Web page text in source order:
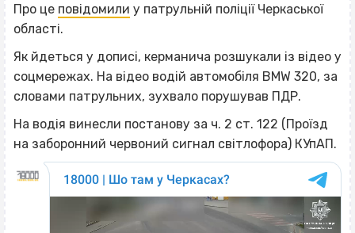
Про це повідомили у патрульній поліції Черкаської
області.
Як йдеться у дописі, керманича розшукали із відео у
соцмережах. На відео водій автомобіля BMW 320, за
словами патрульних, зухвало порушував ПДР.
На водія винесли постанову за ч. 2 ст. 122 (Проїзд
на заборонний червоний сигнал світлофора) КУпАП.